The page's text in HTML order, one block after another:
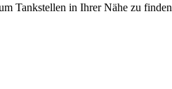
Tankstellen in Ihrer Nähe zu finden